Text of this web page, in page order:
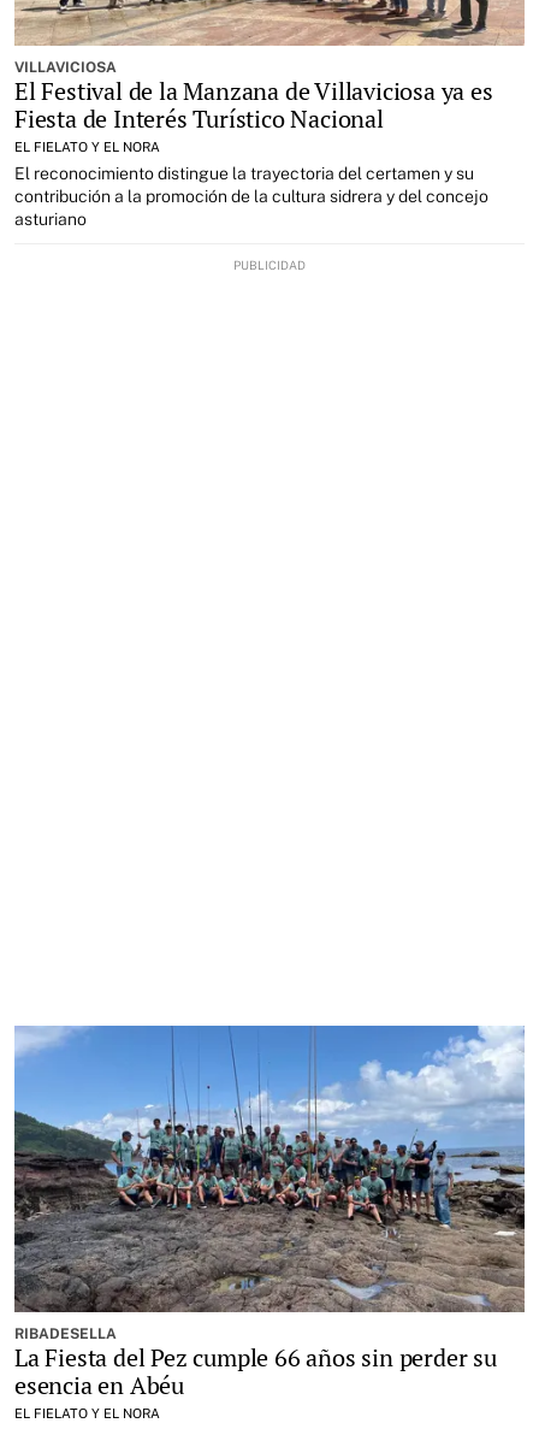
VILLAVICIOSA
El Festival de la Manzana de Villaviciosa ya es
Fiesta de Interés Turístico Nacional
EL FIELATO Y EL NORA
El reconocimiento distingue la trayectoria del certamen y su
contribución a la promoción de la cultura sidrera y del concejo
asturiano
RIBADESELLA
La Fiesta del Pez cumple 66 años sin perder su
esencia en Abéu
EL FIELATO Y EL NORA